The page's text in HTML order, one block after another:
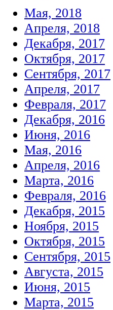
Мая, 2018
Апреля, 2018
Декабря, 2017
Октября, 2017
Сентября, 2017
Апреля, 2017
Февраля, 2017
Декабря, 2016
Июня, 2016
Мая, 2016
Апреля, 2016
Марта, 2016
Февраля, 2016
Декабря, 2015
Ноября, 2015
Октября, 2015
Сентября, 2015
Августа, 2015
Июня, 2015
Марта, 2015